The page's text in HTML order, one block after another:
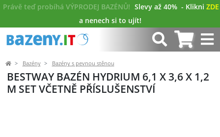
Právě teď probíhá VÝPRODEJ BAZÉNŮ! Slevy až 40% - Klikni ZDE
a nenech si to ujít!
Bazény Bazény s pevnou stěnou
BESTWAY BAZÉN HYDRIUM 6,1 X 3,6 X 1,2
M SET VČETNĚ PŘÍSLUŠENSTVÍ